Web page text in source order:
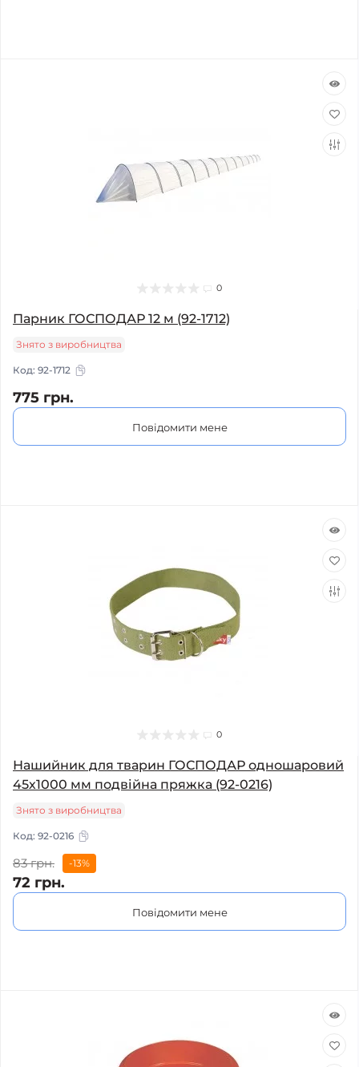
0
Парник ГОСПОДАР 12 м (92-1712)
Знято з виробництва
Код: 92-1712
775 грн.
Повідомити мене
0
Нашийник для тварин ГОСПОДАР одношаровий
45х1000 мм подвійна пряжка (92-0216)
Знято з виробництва
Код: 92-0216
83 грн. -13%
72 грн.
Повідомити мене